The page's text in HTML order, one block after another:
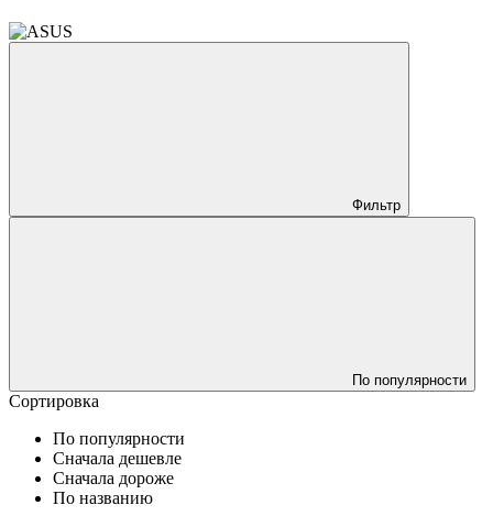
Фильтр
По популярности
Сортировка
По популярности
Сначала дешевле
Сначала дороже
По названию